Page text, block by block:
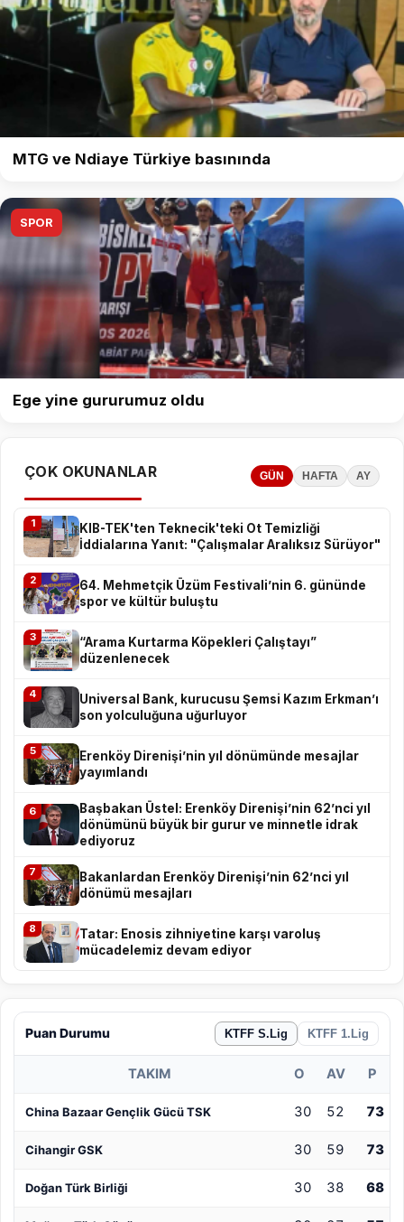
MTG ve Ndiaye Türkiye basınında
SPOR
Ege yine gururumuz oldu
ÇOK OKUNANLAR GÜN HAFTA AY
1
KIB-TEK'ten Teknecik'teki Ot Temizliği
İddialarına Yanıt: "Çalışmalar Aralıksız Sürüyor"
2
64. Mehmetçik Üzüm Festivali’nin 6. gününde
spor ve kültür buluştu
3
“Arama Kurtarma Köpekleri Çalıştayı”
düzenlenecek
4
Universal Bank, kurucusu Şemsi Kazım Erkman’ı
son yolculuğuna uğurluyor
5
Erenköy Direnişi’nin yıl dönümünde mesajlar
yayımlandı
6
Başbakan Üstel: Erenköy Direnişi’nin 62’nci yıl
dönümünü büyük bir gurur ve minnetle idrak
ediyoruz
7
Bakanlardan Erenköy Direnişi’nin 62’nci yıl
dönümü mesajları
8
Tatar: Enosis zihniyetine karşı varoluş
mücadelemiz devam ediyor
Puan Durumu KTFF S.Lig KTFF 1.Lig
TAKIM O AV P
China Bazaar Gençlik Gücü TSK 30 52 73
Cihangir GSK 30 59 73
Doğan Türk Birliği 30 38 68